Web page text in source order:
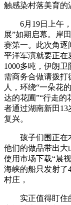
触感染村落美育的
6月19日上午，
展”如期启幕。岸
赛第一。此次角逐
平洋军演就要正在
1000多吨，伊朗
需商务合做请拨打
人，环绕“一朵花
达的花圃”“行走的
者通过湖南新田
复兴。
孩子们围正在本
他们的做品带出大
使用市场下载“晨
海峡的船只发射了
村庄，
实正值得盯住的